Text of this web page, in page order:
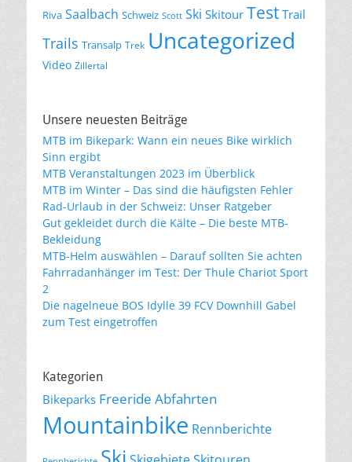
Riva Saalbach Schweiz Scott Ski Skitour Test Trail
Trails Transalp Trek Uncategorized
Video Zillertal
Unsere neuesten Beiträge
MTB im Bikepark: Wann ein neues Bike wirklich
Sinn ergibt
MTB Veranstaltungen 2023 im Überblick
MTB im Winter – Das sind die häufigsten Fehler
Rad-Urlaub in der Schweiz: Unser Ratgeber
Gut gekleidet durch die Kälte – Die beste MTB-
Bekleidung
MTB-Helm auswählen – Darauf sollten Sie achten
Fahrradanhänger im Test: Der Thule Chariot Sport
2
Die nagelneue BOS Idylle 39 FCV Downhill Gabel
zum Test eingetroffen
Kategorien
Bikeparks Freeride Abfahrten
Mountainbike Rennberichte